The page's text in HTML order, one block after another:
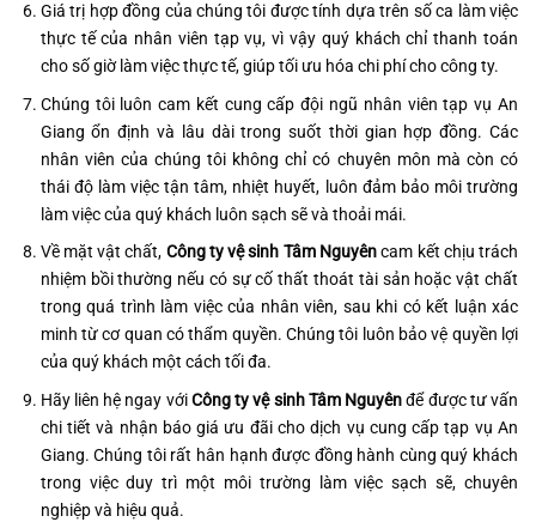
Giá trị hợp đồng của chúng tôi được tính dựa trên số ca làm việc
thực tế của nhân viên tạp vụ, vì vậy quý khách chỉ thanh toán
cho số giờ làm việc thực tế, giúp tối ưu hóa chi phí cho công ty.
Chúng tôi luôn cam kết cung cấp đội ngũ nhân viên tạp vụ An
Giang ổn định và lâu dài trong suốt thời gian hợp đồng. Các
nhân viên của chúng tôi không chỉ có chuyên môn mà còn có
thái độ làm việc tận tâm, nhiệt huyết, luôn đảm bảo môi trường
làm việc của quý khách luôn sạch sẽ và thoải mái.
Về mặt vật chất, Công ty vệ sinh Tâm Nguyêncam kết chịu trách
nhiệm bồi thường nếu có sự cố thất thoát tài sản hoặc vật chất
trong quá trình làm việc của nhân viên, sau khi có kết luận xác
minh từ cơ quan có thẩm quyền. Chúng tôi luôn bảo vệ quyền lợi
của quý khách một cách tối đa.
Hãy liên hệ ngay vớiCông ty vệ sinh Tâm Nguyênđể được tư vấn
chi tiết và nhận báo giá ưu đãi cho dịch vụ cung cấp tạp vụ An
Giang. Chúng tôi rất hân hạnh được đồng hành cùng quý khách
trong việc duy trì một môi trường làm việc sạch sẽ, chuyên
nghiệp và hiệu quả.